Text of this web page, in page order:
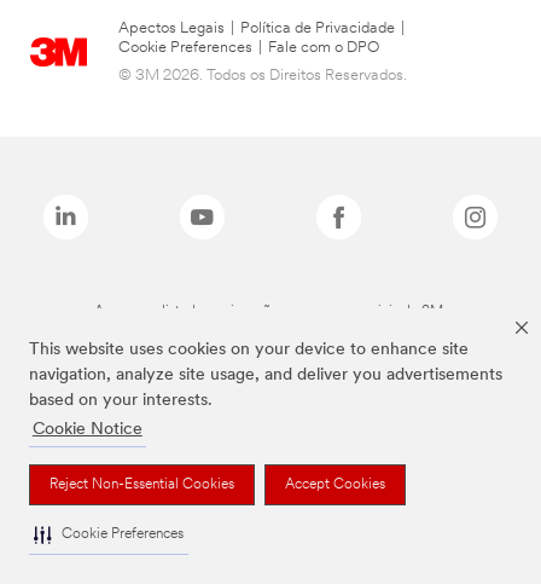
This website uses cookies on your device to enhance site
navigation, analyze site usage, and deliver you advertisements
based on your interests.
Cookie Notice
Reject Non-Essential Cookies Accept Cookies
Cookie Preferences
Apectos Legais Política de Privacidade
Cookie Preferences
Fale com o DPO
© 3M 2026. Todos os Direitos Reservados.
As marcas listadas a cima são marcas comerciais da 3M.